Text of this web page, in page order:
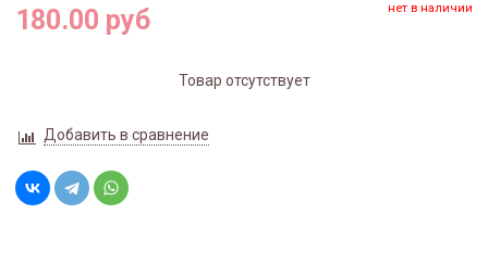
180.00 руб нет в наличии
Товар отсутствует
Добавить в сравнение